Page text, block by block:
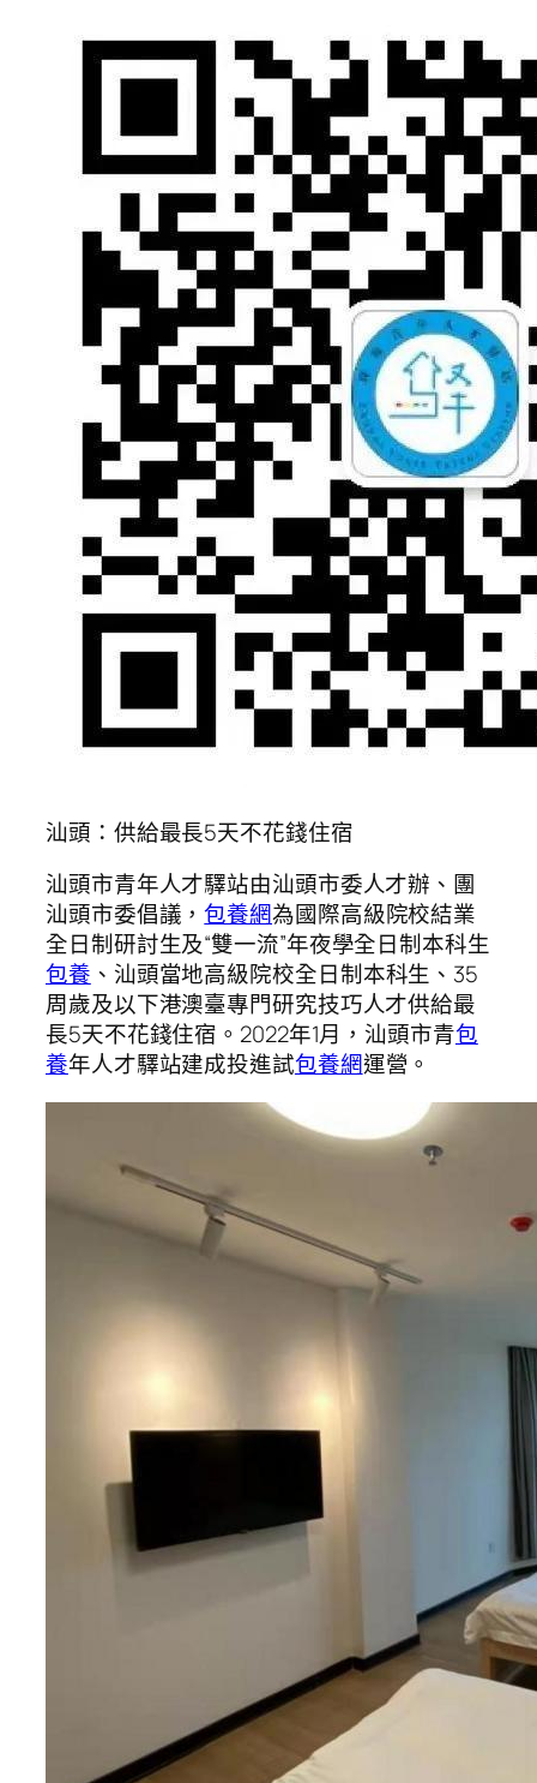
汕頭：供給最長5天不花錢住宿
汕頭市青年人才驛站由汕頭市委人才辦、團
汕頭市委倡議，包養網為國際高級院校結業
全日制研討生及“雙一流”年夜學全日制本科生
包養 、汕頭當地高級院校全日制本科生、35
周歲及以下港澳臺專門研究技巧人才供給最
長5天不花錢住宿。2022年1月，汕頭市青包
養年人才驛站建成投進試包養網運營。